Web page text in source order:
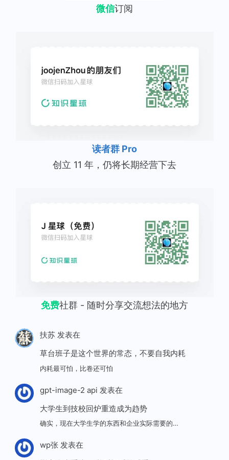
微信订阅
读者群 Pro
创立 11 年，仍将长期经营下去
免费社群 - 随时分享交流想法的地方
扶苏发表在
草台班子是这个世界的常态，不要自我内耗
内耗最可怕，比卷还可怕
gpt-image-2 api 发表在
大学生到技校回炉重造成为趋势
确实，现在大学生学的东西和企业实际需要的…
wp张发表在